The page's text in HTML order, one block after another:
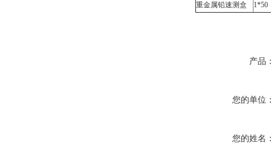
重金属铅速测盒
1*50
产品
您的单位
您的姓名